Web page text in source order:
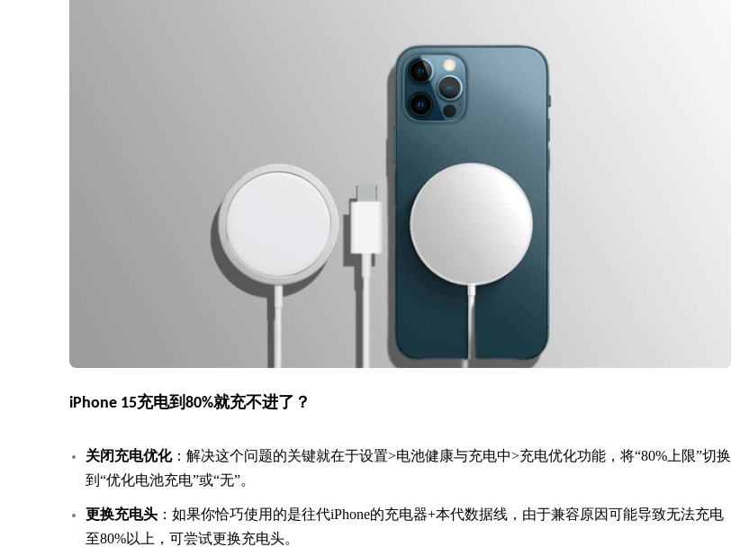
iPhone 15充电到80%就充不进了？
关闭充电优化：解决这个问题的关键就在于设置>电池健康与充电中>充电优化功能，将“80%上限”切换
到“优化电池充电”或“无”。
更换充电头 ：如果你恰巧使用的是往代iPhone的充电器+本代数据线，由于兼容原因可能导致无法充电
至80%以上，可尝试更换充电头。